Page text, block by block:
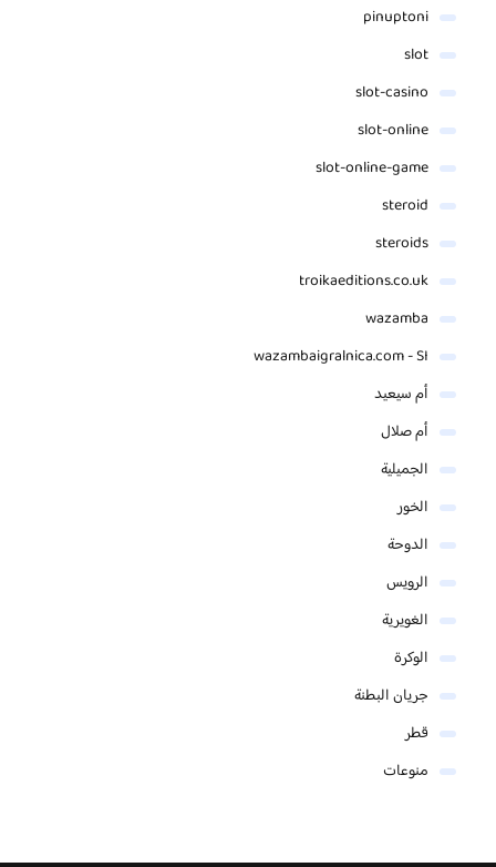
pinuptoni
slot
slot-casino
slot-online
slot-online-game
steroid
steroids
troikaeditions.co.uk
wazamba
wazambaigralnica.com - SI
أم سيعيد
أم صلال
الجميلية
الخور
الدوحة
الرويس
الغويرية
الوكرة
جريان البطنة
قطر
منوعات